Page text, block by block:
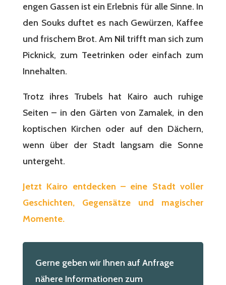
engen Gassen ist ein Erlebnis für alle Sinne. In
den Souks duftet es nach Gewürzen, Kaffee
und frischem Brot. Am Niltrifft man sich zum
Picknick, zum Teetrinken oder einfach zum
Innehalten.
Trotz ihres Trubels hat Kairo auch ruhige
Seiten – in den Gärten von Zamalek, in den
koptischen Kirchen oder auf den Dächern,
wenn über der Stadt langsam die Sonne
untergeht.
Jetzt Kairo entdecken – eine Stadt voller
Geschichten, Gegensätze und magischer
Momente.
Gerne geben wir Ihnen auf Anfrage
nähere Informationen zum